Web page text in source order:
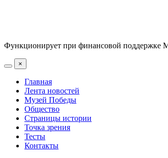
Функционирует при финансовой поддержке
×
Главная
Лента новостей
Музей Победы
Общество
Страницы истории
Точка зрения
Тесты
Контакты